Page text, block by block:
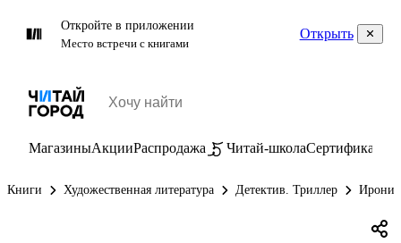
Откройте в приложении
Место встречи с книгами
Открыть
МагазиныАкцииРаспродажа Читай-школаСертификаты
Книги Художественная литература Детектив. Триллер